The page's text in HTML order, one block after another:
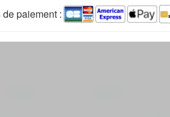
de paiement :